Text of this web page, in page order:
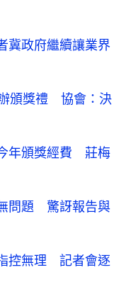
冀政府繼續讓業界
頒獎禮 協會：決
年頒獎經費 莊梅
問題 驚訝報告與
控無理 記者會逐